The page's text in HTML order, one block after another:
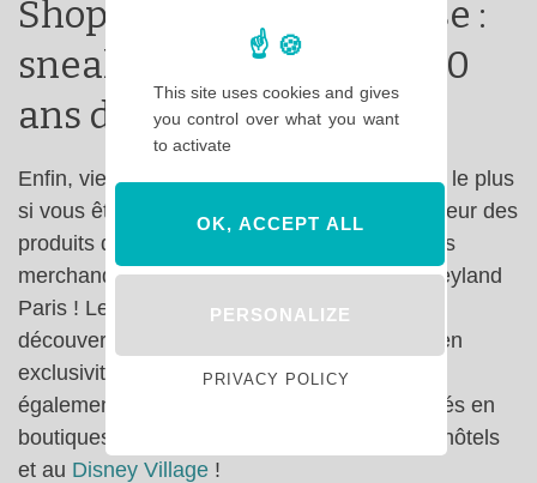
Shopping et merchandise :
sneak peek collections 30
ans de Disneyland Paris
Enfin, vient le paragraphe que vous attendez le plus
si vous êtes accro au shopping et collectionneur des
produits de Disneyland Paris : les nouveautés
merchandise des collections 30 ans de Disneyland
Paris ! Les Cast Members ont entre autres
découvert la gamme qui leur serait proposé en
exclusivité en tant qu’employés du parc mais
également les nouveautés qui seront proposés en
boutiques très prochainement sur les parcs, hôtels
et au Disney Village !
This site uses cookies and gives
you control over what you want
to activate
OK, ACCEPT ALL
PERSONALIZE
PRIVACY POLICY